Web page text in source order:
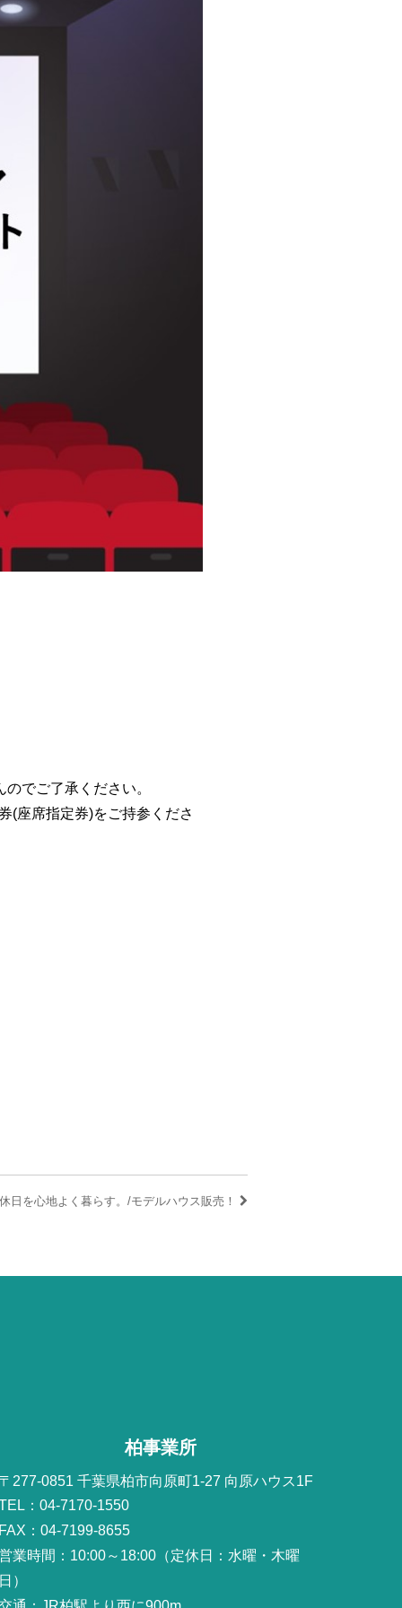
でご了承ください。
(座席指定券)をご持参くださ
日を心地よく暮らす。/モデルハウス販売！
柏事業所
277-0851 千葉県柏市向原町1-27 向原ハウス1F
：04-7170-1550
：04-7199-8655
業時間：10:00～18:00（定休日：水曜・木曜
）